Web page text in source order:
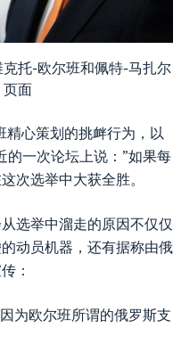
托-欧尔班和佩特-马扎尔
面
心策划的挑衅行为，以
的一次论坛上说：”如果每
次选举中大获全胜。
选举中溜走的原因不仅仅
动员机器，还有据称由俄
：
因为欧尔班所谓的俄罗斯支